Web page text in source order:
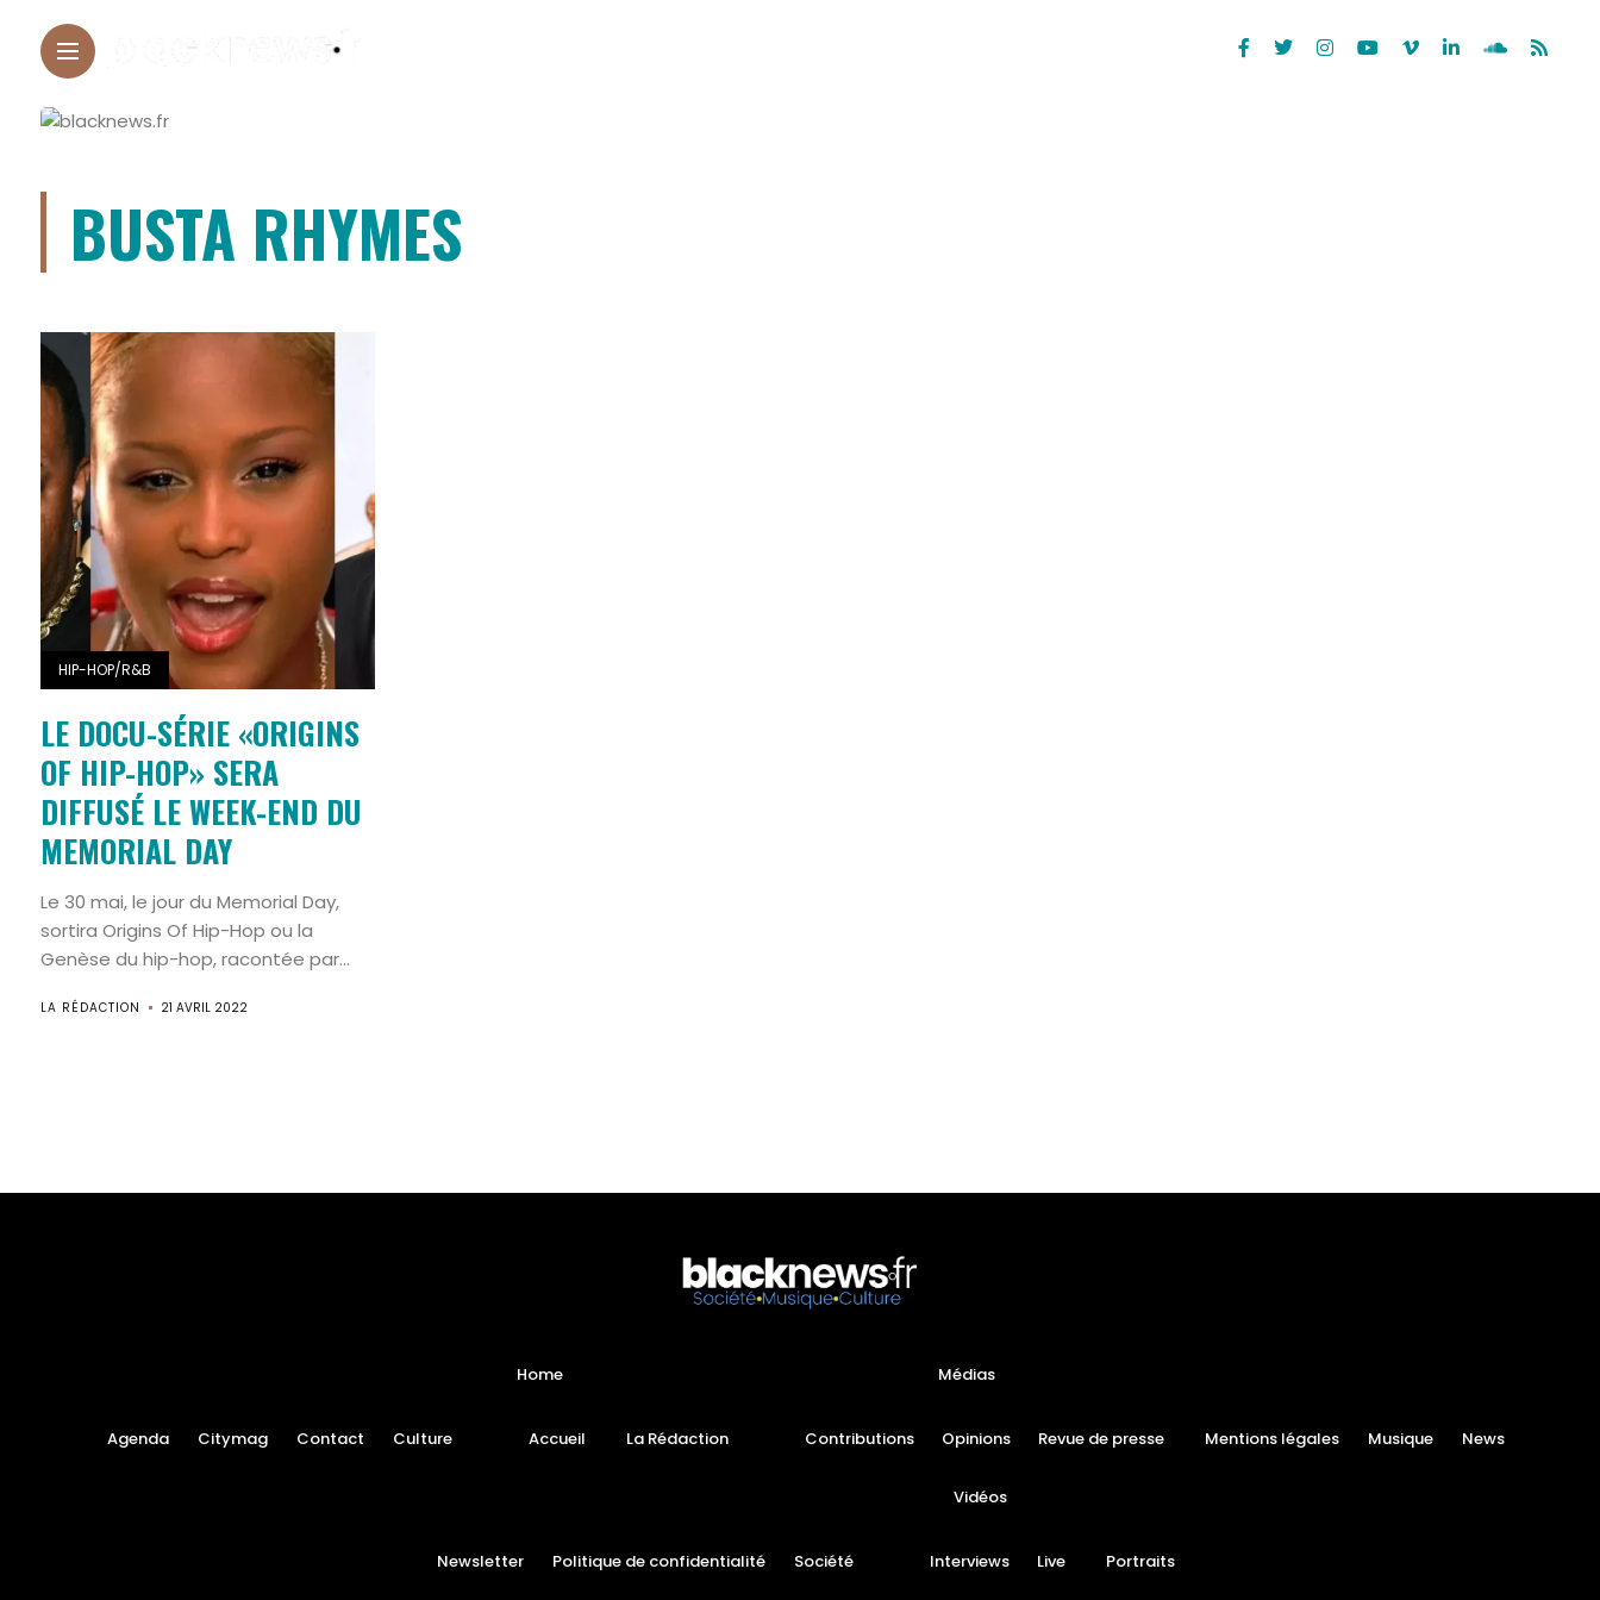
BUSTA RHYMES
HIP-HOP/R&B
LE DOCU-SÉRIE «ORIGINS
OF HIP-HOP» SERA
DIFFUSÉ LE WEEK-END DU
MEMORIAL DAY
Le 30 mai, le jour du Memorial Day,
sortira Origins Of Hip-Hop ou la
Genèse du hip-hop, racontée par...
LA RÉDACTION 21 AVRIL 2022
Agenda Citymag Contact Culture
Home
Accueil La Rédaction
Médias
Contributions Opinions Revue de presse Mentions légales Musique News
Newsletter Politique de confidentialité Société
Vidéos
Interviews Live Portraits